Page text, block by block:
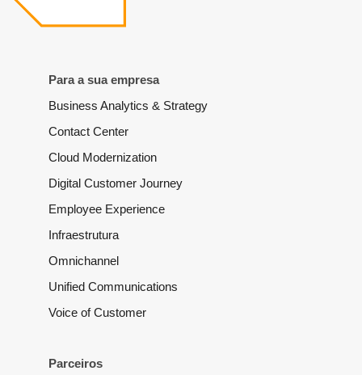
Para a sua empresa
Business Analytics & Strategy
Contact Center
Cloud Modernization
Digital Customer Journey
Employee Experience
Infraestrutura
Omnichannel
Unified Communications
Voice of Customer
Parceiros